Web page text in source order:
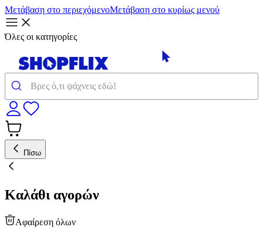
Μετάβαση στο περιεχόμενοΜετάβαση στο κυρίως μενού
Όλες οι κατηγορίες
Πίσω
Καλάθι αγορών
Αφαίρεση όλων